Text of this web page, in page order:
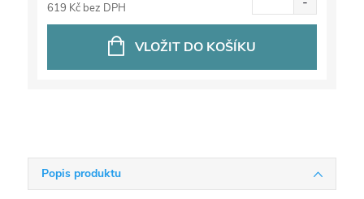
619 Kč bez DPH
VLOŽIT DO KOŠÍKU
Popis produktu